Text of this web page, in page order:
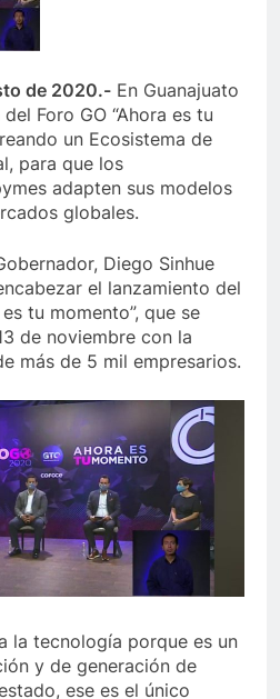
de 2020.- En Guanajuato
Foro GO “Ahora es tu
un Ecosistema de
para que los
adapten sus modelos
globales.
Diego Sinhue
el lanzamiento del
tu momento”, que se
de noviembre con la
más de 5 mil empresarios.
la tecnología porque es un
y de generación de
ese es el único